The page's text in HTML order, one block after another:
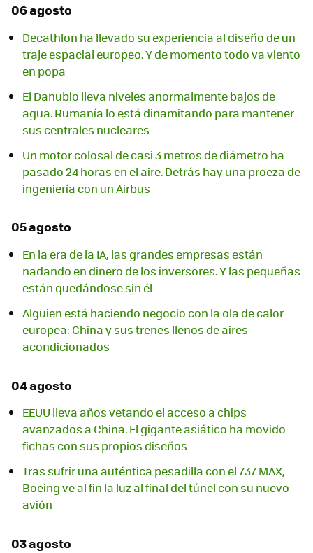
06 agosto
Decathlon ha llevado su experiencia al diseño de un
traje espacial europeo. Y de momento todo va viento
en popa
El Danubio lleva niveles anormalmente bajos de
agua. Rumanía lo está dinamitando para mantener
sus centrales nucleares
Un motor colosal de casi 3 metros de diámetro ha
pasado 24 horas en el aire. Detrás hay una proeza de
ingeniería con un Airbus
05 agosto
En la era de la IA, las grandes empresas están
nadando en dinero de los inversores. Y las pequeñas
están quedándose sin él
Alguien está haciendo negocio con la ola de calor
europea: China y sus trenes llenos de aires
acondicionados
04 agosto
EEUU lleva años vetando el acceso a chips
avanzados a China. El gigante asiático ha movido
fichas con sus propios diseños
Tras sufrir una auténtica pesadilla con el 737 MAX,
Boeing ve al fin la luz al final del túnel con su nuevo
avión
03 agosto